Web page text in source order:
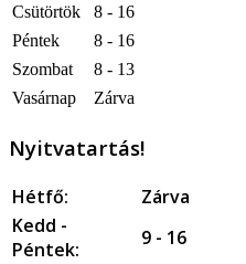
Csütörtök
8 - 16
Péntek
8 - 16
Szombat
8 - 13
Vasárnap
Zárva
Nyitvatartás!
Hétfő:
Zárva
Kedd -
Péntek:
9 - 16